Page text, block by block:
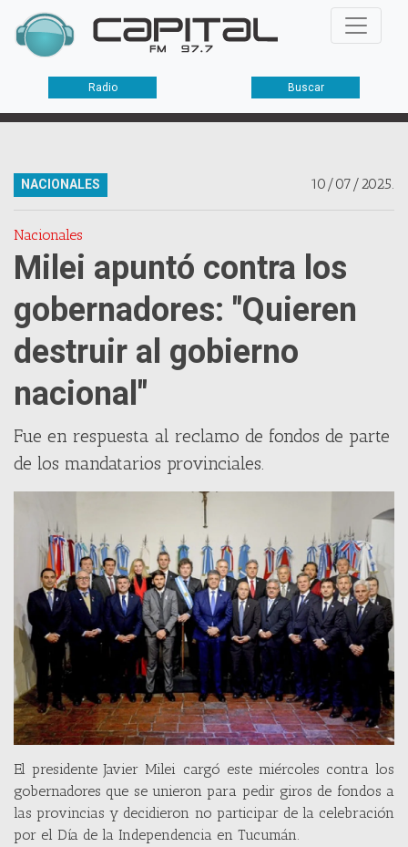
Radio Buscar
10/07/2025.
NACIONALES
Nacionales
Milei apuntó contra los
gobernadores: "Quieren
destruir al gobierno
nacional"
Fue en respuesta al reclamo de fondos de parte
de los mandatarios provinciales.
El presidente Javier Milei cargó este miércoles contra los
gobernadores que se unieron para pedir giros de fondos a
las provincias y decidieron no participar de la celebración
por el Día de la Independencia en Tucumán.